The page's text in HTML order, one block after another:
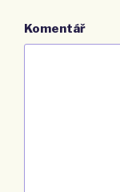
Komentář